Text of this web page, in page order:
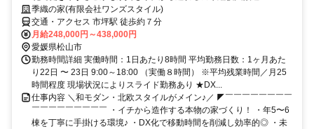
季織の家(有限会社ワンズスタイル)
交通・アクセス 市坪駅 徒歩約７分
月給248,000円～438,000円
愛媛県松山市
勤務時間詳細 実働時間：1日あたり8時間 平均勤務日数：1ヶ月あた
り22日 〜 23日 9:00～18:00 （実働８時間） ※平均残業時間／月25
時間程度 現場状況によりスライド勤務あり ★DX...
仕事内容 ＼和モダン・北欧スタイルがメイン♪／ ◤￣￣￣￣￣￣￣￣
￣￣￣￣￣￣￣￣￣ ・イチから造作する本物の家づくり！ ・年5〜6
棟を丁寧に手掛ける環境♪ ・DX化で移動時間を削減し効率的◎ ・未